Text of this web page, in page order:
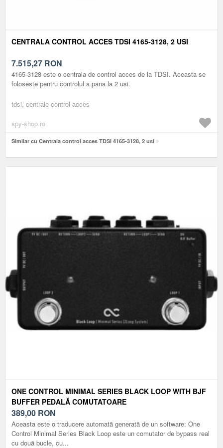
CENTRALA CONTROL ACCES TDSI 4165-3128, 2 USI
7.515,27 RON
4165-3128 este o centrala de control acces de la TDSI. Aceasta se
foloseste pentru controlul a pana la 2 usi.
tdsi, centrale control acces
spy-shop.ro
Similar cu Centrala control acces TDSI 4165-3128, 2 usi
ONE CONTROL MINIMAL SERIES BLACK LOOP WITH BJF
BUFFER PEDALĂ COMUTATOARE
389,00 RON
Aceasta este o traducere automată generată de un software: One
Control Minimal Series Black Loop este un comutator de bypass real
cu două bucle, cu...